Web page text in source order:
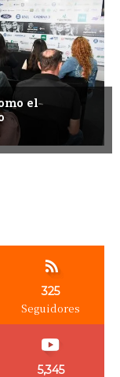
el
325
Seguidores
5,345